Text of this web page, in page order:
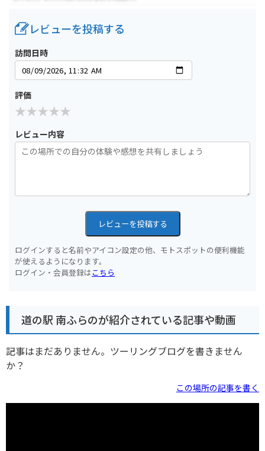
レビューを投稿する
訪問日時
評価
レビュー内容
レビューを投稿する
ログインすると名前やアイコン設定の他、モトスポットの便利機能
が使えるようになります。
ログイン・会員登録はこちら
道の駅 南ふらのが紹介されている記事や動画
記事はまだありません。ツーリングブログを書きません
か？
この場所の記事を書く